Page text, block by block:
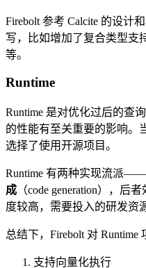
Firebolt 参考 Calcite 的设计
写，比如增加了复合类型支
等。
Runtime
Runtime 是对优化过后的查
的性能有至关重要的影响。
选择了使用开源项目。
Runtime 有两种实现流派——
成 （code generation），后
度较高，需要投入的研发资
总结下，Firebolt 对 Runtime
支持向量化执行